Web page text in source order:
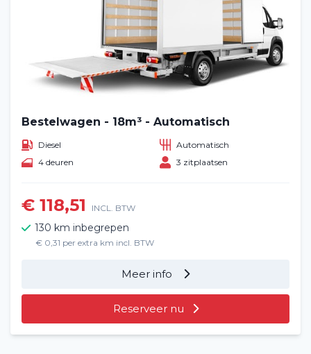
Bestelwagen - 18m³ - Automatisch
Diesel
Automatisch
4 deuren
3 zitplaatsen
€ 118,51 INCL. BTW
130 km inbegrepen
€ 0,31 per extra km incl. BTW
Meer info
Reserveer nu